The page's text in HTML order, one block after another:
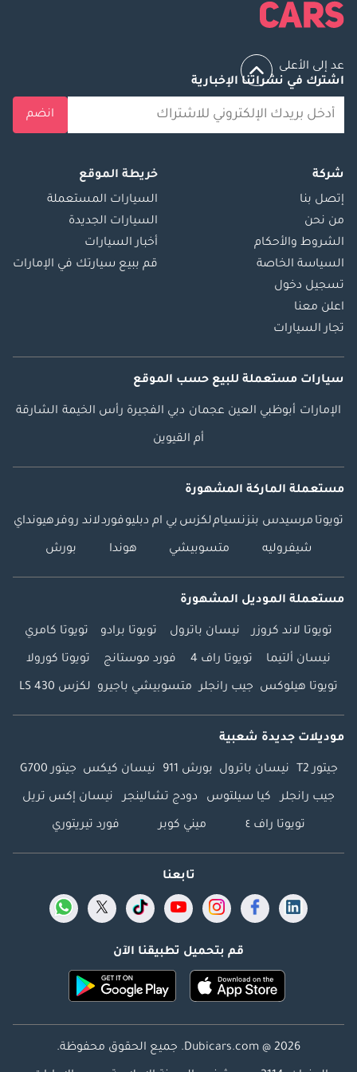
عد إلى الأعلى
اشترك في نشراتنا الإخبارية
انضم
شركة
إتصل بنا
من نحن
الشروط والأحكام
السياسة الخاصة
تسجيل دخول
اعلن معنا
تجار السيارات
خريطة الموقع
السيارات المستعملة
السيارات الجديدة
أخبار السيارات
قم ببيع سيارتك في الإمارات
سيارات مستعملة للبيع حسب الموقع
الإمارات أبوظبي العين عجمان دبي الفجيرة رأس الخيمة الشارقة
أم القيوين
مستعملة الماركة المشهورة
تويوتا مرسيدس بنزنسياملكزس بي ام دبليوفوردلاند روفرهيونداي
شيفروليه متسوبيشي هوندا بورش
مستعملة الموديل المشهورة
تويوتا لاند كروزر نيسان باترول تويوتا برادو تويوتا كامري
نيسان ألتيما تويوتا راف 4 فورد موستانج تويوتا كورولا
تويوتا هيلوكس جيب رانجلر متسوبيشي باجيرو لكزس LS 430
موديلات جديدة شعبية
جيتور T2 نيسان باترول بورش 911 نيسان كيكس جيتور G700
جيب رانجلر كيا سيلتوس دودج تشالينجر نيسان إكس تريل
تويوتا راف ٤ ميني كوبر فورد تيريتوري
تابعنا
قم بتحميل تطبيقنا الآن
Dubicars.com @ 2026. جميع الحقوق محفوظة.